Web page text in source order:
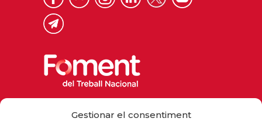
Gestionar el consentiment